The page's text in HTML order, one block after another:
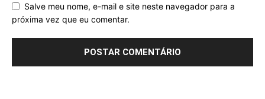
Salve meu nome, e-mail e site neste navegador para a
próxima vez que eu comentar.